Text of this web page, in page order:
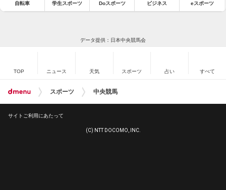
自転車 学生スポーツ Doスポーツ ビジネス eスポーツ
データ提供：日本中央競馬会
TOP ニュース 天気 スポーツ 占い すべて
スポーツ 中央競馬
サイトご利用にあたって
(C) NTT DOCOMO, INC.